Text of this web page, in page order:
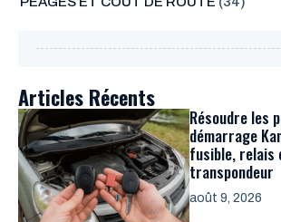
Articles Récents
Résoudre les
démarrage
fusible, relais
transpondeur
août 9, 2026